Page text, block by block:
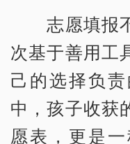
志愿填报不
次基于善用工
己的选择负
中，孩子收获
愿表，更是